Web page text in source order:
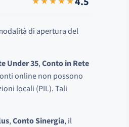
di apertura del
Under 35,Conto in Rete
online non possono
locali (PIL). Tali
,Conto Sinergia, il